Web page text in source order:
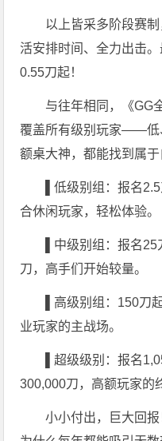
以上皆采多阶段赛
活安排时间、全力出击
0.55刀起！
与往年相同，《GG
覆盖所有级别玩家——低
额桌大神，都能找到属于
▌低级别组：报名
合休闲玩家，轻松体验。
▌中级别组：报名25
刀，高手们开始较量。
▌高级别组： 150刀
业玩家的主战场。
▌超级级别：报名
300,000刀，高额玩家的
小小付出，巨大回报